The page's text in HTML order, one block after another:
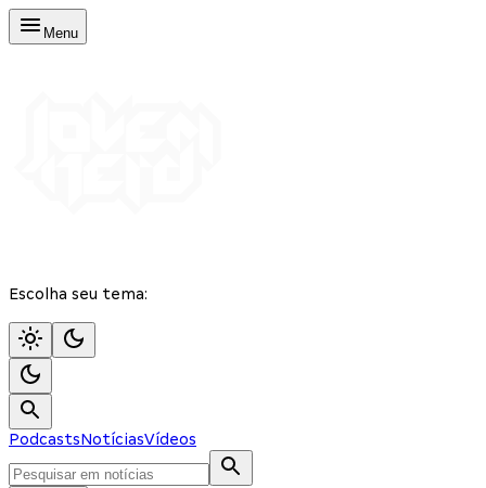
Menu
Escolha seu tema:
PodcastsNotíciasVídeos